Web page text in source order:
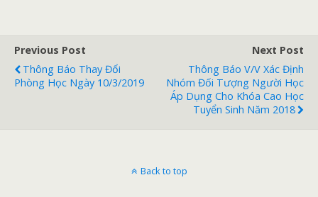
Previous Post
Thông Báo Thay Đổi
Phòng Học Ngày 10/3/2019
Next Post
Thông Báo V/v Xác Định
Nhóm Đối Tượng Người Học
Áp Dụng Cho Khóa Cao Học
Tuyển Sinh Năm 2018
Back to top